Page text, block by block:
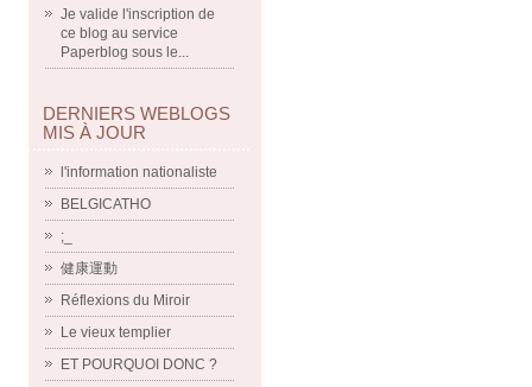
Je valide l'inscription de
ce blog au service
Paperblog sous le...
DERNIERS WEBLOGS
MIS À JOUR
l'information nationaliste
BELGICATHO
;_
健康運動
Réflexions du Miroir
Le vieux templier
ET POURQUOI DONC ?